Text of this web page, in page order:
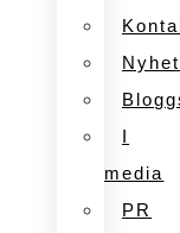
I
media
PR